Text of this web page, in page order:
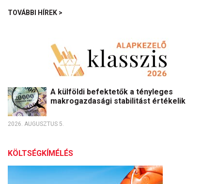
TOVÁBBI HÍREK >
A külföldi befektetők a tényleges
makrogazdasági stabilitást értékelik
2026. AUGUSZTUS 5.
KÖLTSÉGKÍMÉLÉS